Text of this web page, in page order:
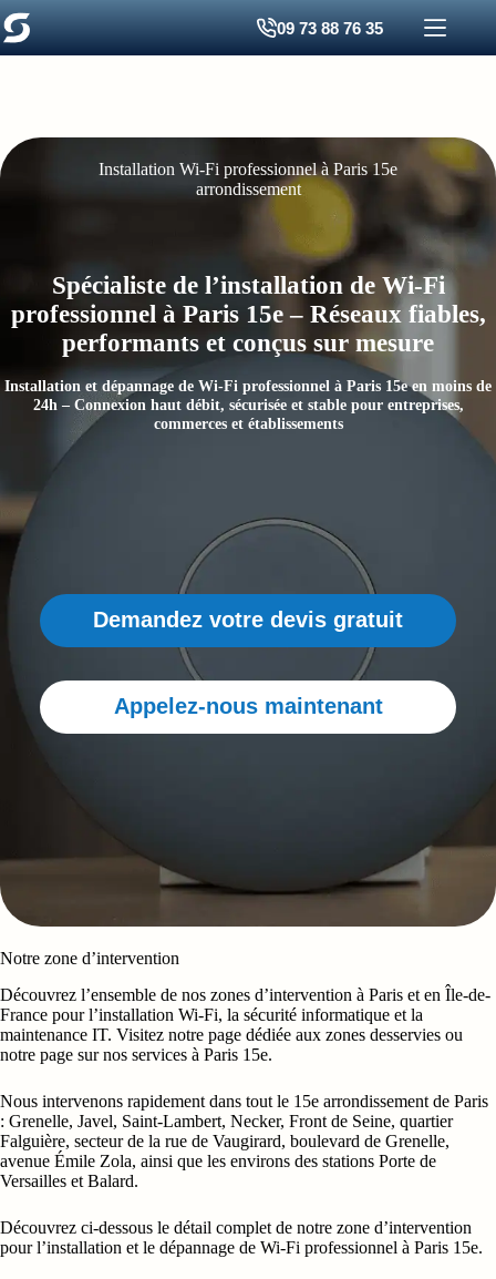
Passer
au
contenu
09 73 88 76 35
Installation Wi‑Fi professionnel à Paris 15e
arrondissement
Spécialiste de l’installation de Wi-Fi
professionnel à Paris 15e – Réseaux fiables,
performants et conçus sur mesure
Installation et dépannage de Wi-Fi professionnel à Paris 15e en moins de
24h – Connexion haut débit, sécurisée et stable pour entreprises,
commerces et établissements
Demandez votre devis gratuit
Appelez-nous maintenant
Notre zone d’intervention
Découvrez l’ensemble de nos zones d’intervention à Paris et en Île-de-
France pour l’installation Wi-Fi, la sécurité informatique et la
maintenance IT. Visitez notre page dédiée aux zones desservies ou
notre page surnos services à Paris 15e.
Nous intervenons rapidement dans tout le 15e arrondissement de Paris
: Grenelle, Javel, Saint-Lambert, Necker, Front de Seine, quartier
Falguière, secteur de la rue de Vaugirard, boulevard de Grenelle,
avenue Émile Zola, ainsi que les environs des stations Porte de
Versailles et Balard.
Découvrez ci-dessous le détail complet de notre zone d’intervention
pour l’installation et le dépannage de Wi-Fi professionnel à Paris 15e.